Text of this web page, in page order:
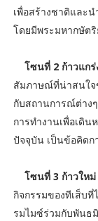
เพื่อสร้างชาติและ
โดยมีพระมหากษัต
โซนที่ 2 ก้าวแกร่
สัมภาษณ์ที่น่าสนใจ
กับสถานการณ์ต่าง
การทำงานเพื่อเดิ
ปัจจุบัน เป็นข้อคิดก
โซนที่ 3 ก้าวให
กิจกรรมของทีเส็บ
รมไมซ์ร่วมกับพันธ